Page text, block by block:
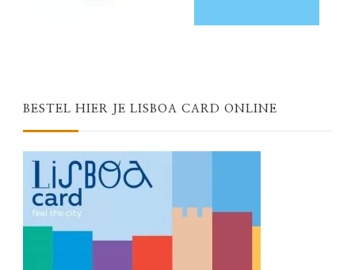
BESTEL HIER JE LISBOA CARD ONLINE